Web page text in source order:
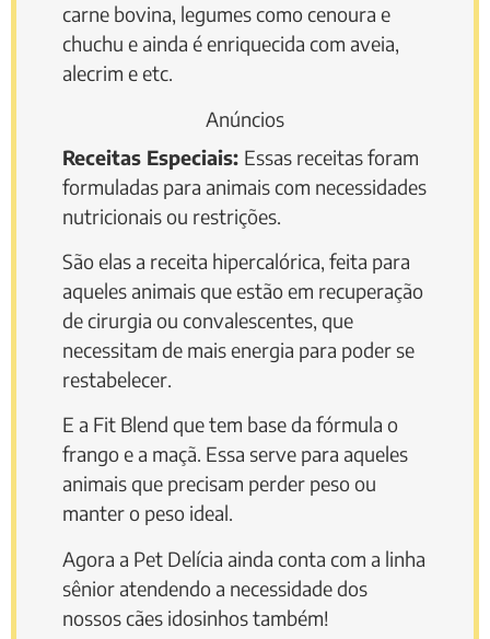
carne bovina, legumes como cenoura e
chuchu e ainda é enriquecida com aveia,
alecrim e etc.
Anúncios
Receitas Especiais: Essas receitas foram
formuladas para animais com necessidades
nutricionais ou restrições.
São elas a receita hipercalórica, feita para
aqueles animais que estão em recuperação
de cirurgia ou convalescentes, que
necessitam de mais energia para poder se
restabelecer.
E a Fit Blend que tem base da fórmula o
frango e a maçã. Essa serve para aqueles
animais que precisam perder peso ou
manter o peso ideal.
Agora a Pet Delícia ainda conta com a linha
sênior atendendo a necessidade dos
nossos cães idosinhos também!